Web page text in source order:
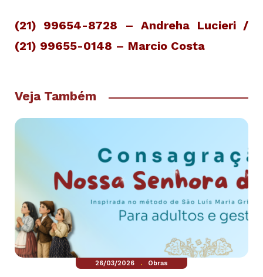
(21) 99654-8728 – Andreha Lucieri /
(21) 99655-0148 – Marcio Costa
Veja Também
26/03/2026 . Obras